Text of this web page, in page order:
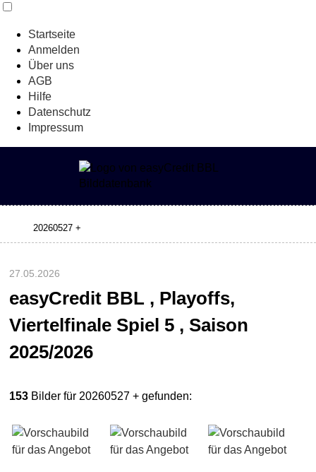
Startseite
Anmelden
Über uns
AGB
Hilfe
Datenschutz
Impressum
27.05.2026
easyCredit BBL , Playoffs,
Viertelfinale Spiel 5 , Saison
2025/2026
153 Bilder für 20260527 + gefunden: